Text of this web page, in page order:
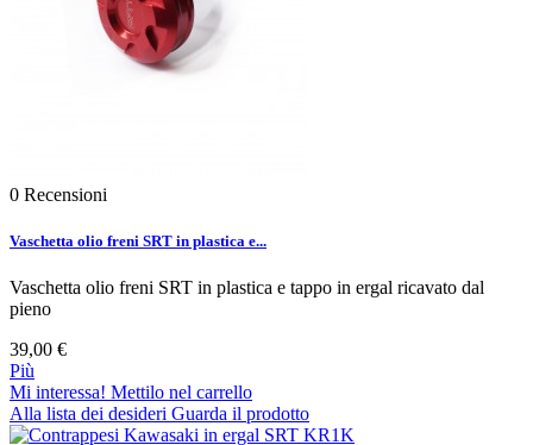
0 Recensioni
Vaschetta olio freni SRT in plastica e...
Vaschetta olio freni SRT in plastica e tappo in ergal ricavato dal
pieno
39,00 €
Più
Mi interessa! Mettilo nel carrello
Alla lista dei desideri Guarda il prodotto